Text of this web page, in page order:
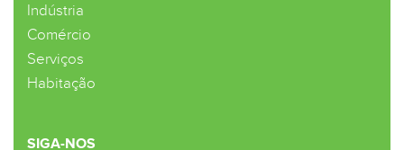
Indústria
Comércio
Serviços
Habitação
SIGA-NOS